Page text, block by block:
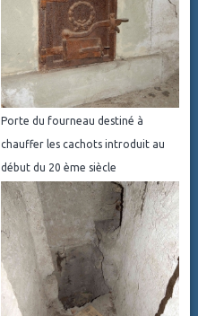
Porte du fourneau destiné à
chauffer les cachots introduit au
début du 20 ème siècle